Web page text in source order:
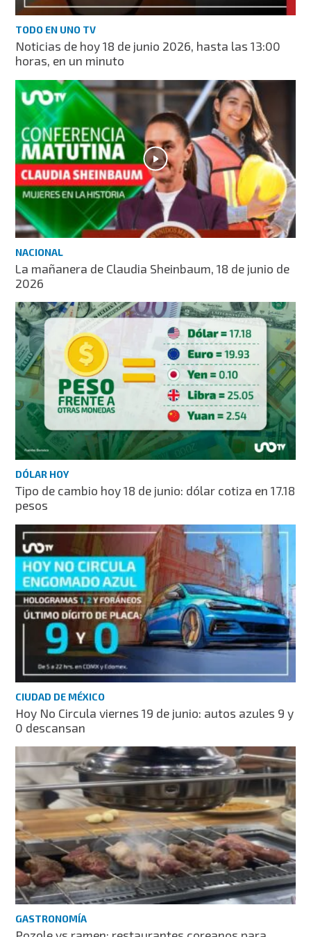
TODO EN UNO TV
Noticias de hoy 18 de junio 2026, hasta las 13:00
horas, en un minuto
NACIONAL
La mañanera de Claudia Sheinbaum, 18 de junio de
2026
DÓLAR HOY
Tipo de cambio hoy 18 de junio: dólar cotiza en 17.18
pesos
CIUDAD DE MÉXICO
Hoy No Circula viernes 19 de junio: autos azules 9 y
0 descansan
GASTRONOMÍA